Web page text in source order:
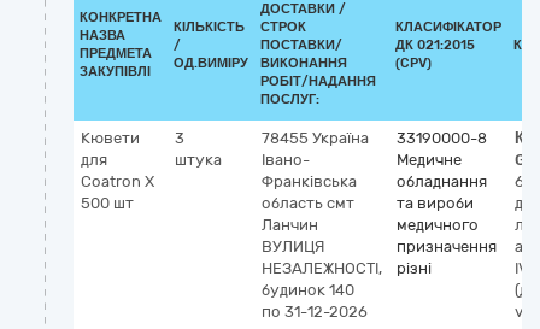
КОНКРЕТНА
НАЗВА
ПРЕДМЕТА
ЗАКУПІВЛІ
КІЛЬКІСТЬ
/
ОД.ВИМІРУ
ДОСТАВКИ /
СТРОК
ПОСТАВКИ/
ВИКОНАННЯ
РОБІТ/НАДАННЯ
ПОСЛУГ:
КЛАСИФІКАТОР
ДК 021:2015
(CPV)
Кювети
для
Coatron X
500 шт
3
штука
78455 Україна
Івано-
Франківська
область смт
Ланчин
ВУЛИЦЯ
НЕЗАЛЕЖНОСТІ,
будинок 140
по 31-12-2026
33190000-8
Медичне
обладнання
та вироби
медичного
призначення
різні
для
IVD